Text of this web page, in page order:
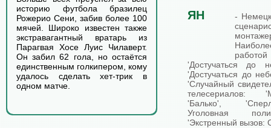
историю футбола бразилец
Рожерио Сени, забив более 100
мячей. Широко известен также
экстравагантный вратарь из
Парагвая Хосе Луис Чилаверт.
Он забил 62 гола, но остаётся
единственным голкипером, кому
удалось сделать хет-трик в
одном матче.
ЯН
-
'Достучаться до
'Достучаться до
'Случайный
телесериалов:
'Балько',
Уголовная
'Экстренный вызов: